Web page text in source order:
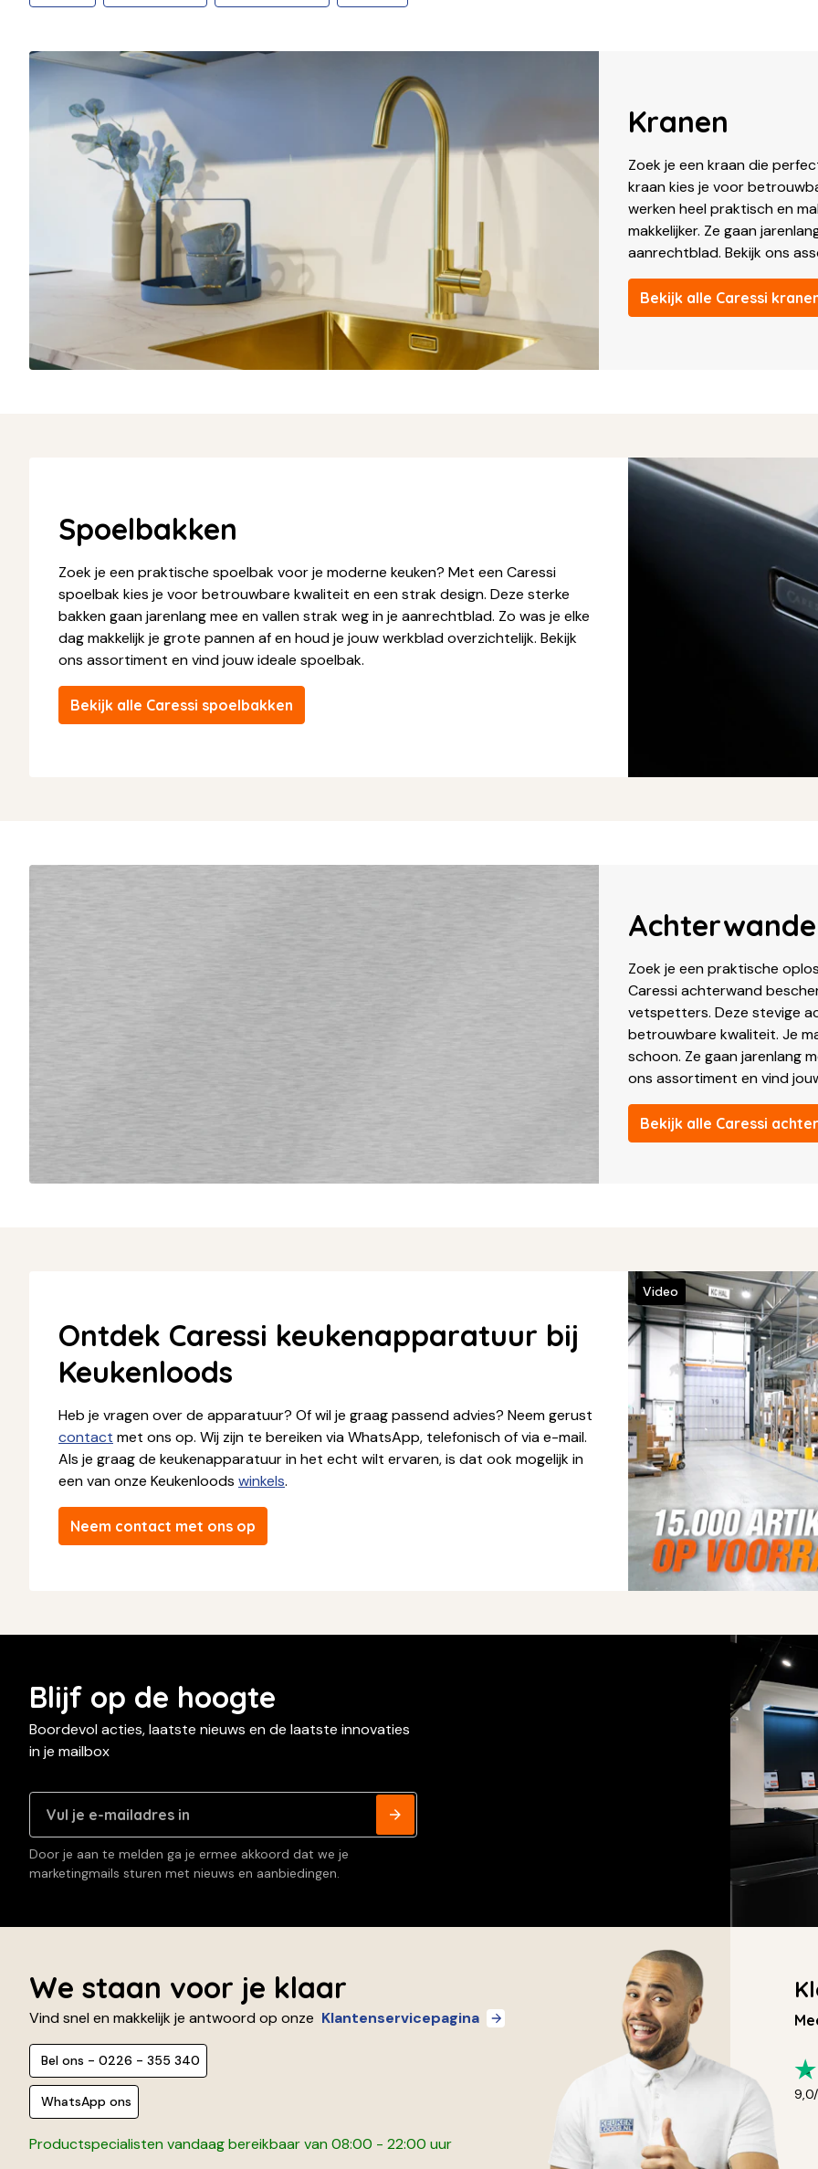
Kranen
Zoek je een kraan die
kraan kies je voor
werken heel praktisch en
makkelijker. Ze gaan
aanrechtblad. Bekijk ons
Bekijk alle Caressi
Spoelbakken
Zoek je een praktische spoelbak voor je moderne keuken? Met een Caressi
spoelbak kies je voor betrouwbare kwaliteit en een strak design. Deze sterke
bakken gaan jarenlang mee en vallen strak weg in je aanrechtblad. Zo was je elke
dag makkelijk je grote pannen af en houd je jouw werkblad overzichtelijk. Bekijk
ons assortiment en vind jouw ideale spoelbak.
Bekijk alle Caressi spoelbakken
Zoek je een praktische
Caressi achterwand
vetspetters. Deze stevige
betrouwbare kwaliteit. Je
schoon. Ze gaan jarenlang
ons assortiment en vind
Bekijk alle Caressi
Ontdek Caressi keukenapparatuur bij
Keukenloods
Heb je vragen over de apparatuur? Of wil je graag passend advies? Neem gerust
contact met ons op. Wij zijn te bereiken via WhatsApp, telefonisch of via e-mail.
Als je graag de keukenapparatuur in het echt wilt ervaren, is dat ook mogelijk in
een van onze Keukenloods winkels.
Neem contact met ons op
Video
Blijf op de hoogte
Boordevol acties, laatste nieuws en de laatste innovaties
in je mailbox
Door je aan te melden ga je ermee akkoord dat we je
marketingmails sturen met nieuws en aanbiedingen.
We staan voor je klaar
Vind snel en makkelijk je antwoord op onze Klantenservicepagina
Bel ons - 0226 - 355 340
WhatsApp ons
Productspecialisten vandaag bereikbaar van 08:00 - 22:00 uur